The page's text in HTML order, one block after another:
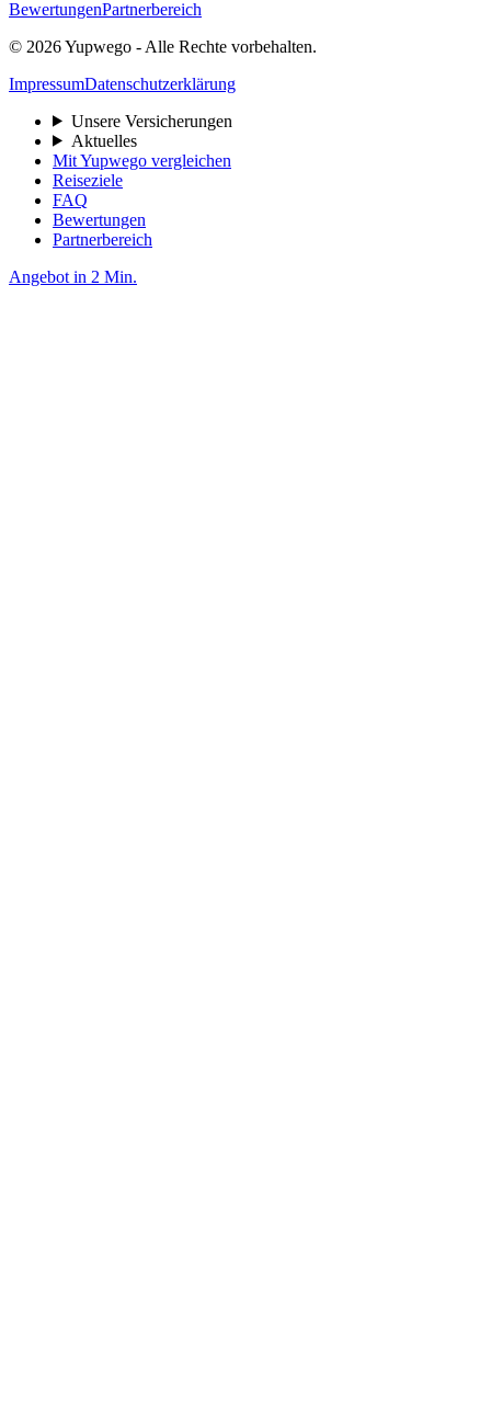
BewertungenPartnerbereich
© 2026 Yupwego - Alle Rechte vorbehalten.
ImpressumDatenschutzerklärung
Unsere Versicherungen
Aktuelles
Mit Yupwego vergleichen
Reiseziele
FAQ
Bewertungen
Partnerbereich
Angebot in 2 Min.